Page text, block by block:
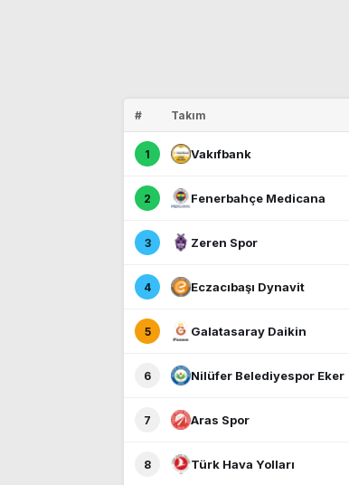
# Takım
1 Vakıfbank
2 Fenerbahçe Medicana
3 Zeren Spor
4 Eczacıbaşı Dynavit
5 Galatasaray Daikin
6 Nilüfer Belediyespor Eker
7 Aras Spor
8 Türk Hava Yolları